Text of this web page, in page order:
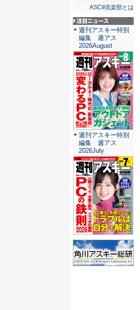
ASCII倶楽部とは
注目ニュース
週刊アスキー特別
編集 週アス
2026August
週刊アスキー特別
編集 週アス
2026July